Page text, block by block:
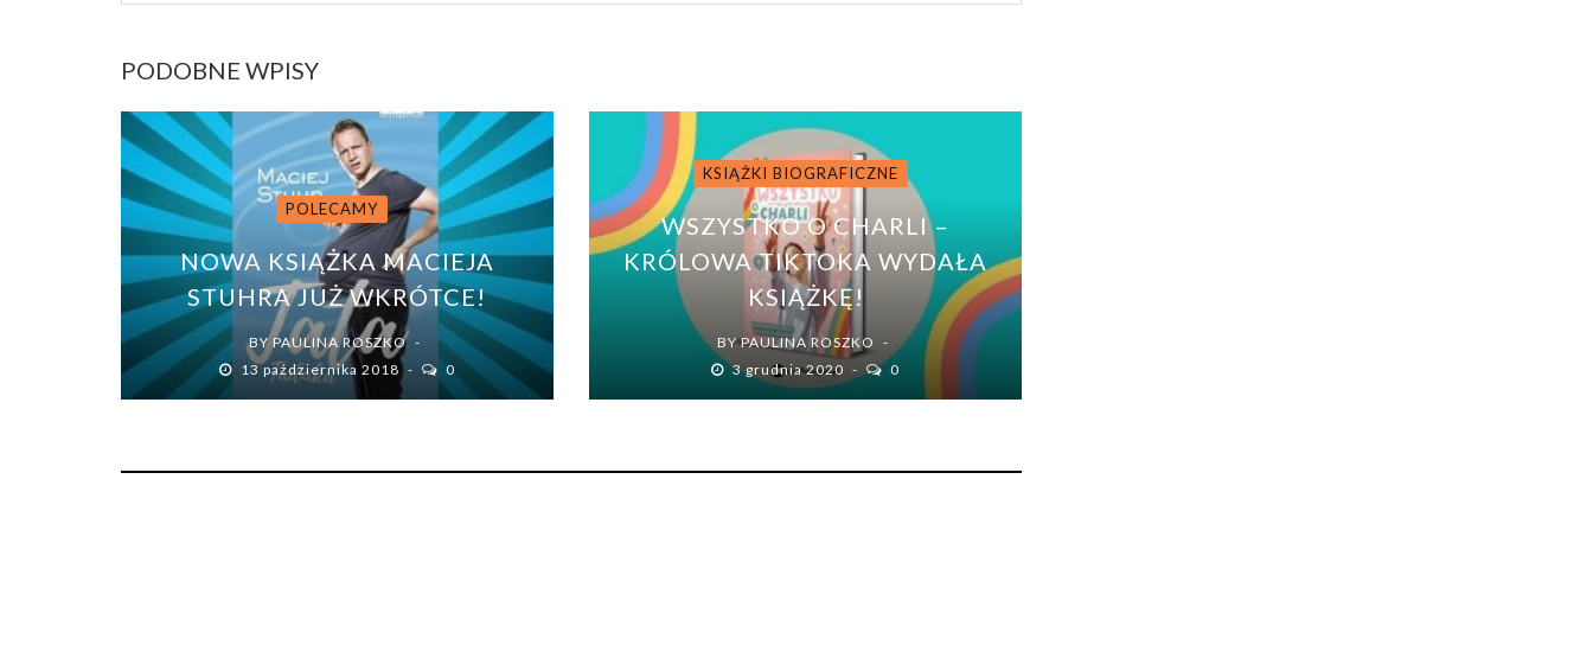
PODOBNE WPISY
POLECAMY
NOWA KSIĄŻKA MACIEJA
STUHRA JUŻ WKRÓTCE!
BY PAULINA ROSZKO
13 października 2018
0
KSIĄŻKI BIOGRAFICZNE
WSZYSTKO O CHARLI –
KRÓLOWA TIKTOKA WYDAŁA
KSIĄŻKĘ!
BYPAULINA ROSZKO
3 grudnia 2020
0